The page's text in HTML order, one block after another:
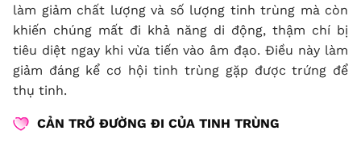
làm giảm chất lượng và số lượng tinh trùng mà còn
khiến chúng mất đi khả năng di động, thậm chí bị
tiêu diệt ngay khi vừa tiến vào âm đạo. Điều này làm
giảm đáng kể cơ hội tinh trùng gặp được trứng để
thụ tinh.
CẢN TRỞ ĐƯỜNG ĐI CỦA TINH TRÙNG